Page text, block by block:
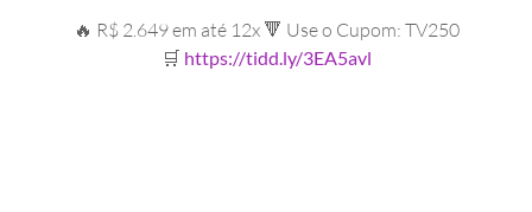
🔥 R$ 2.649 em até 12x 🔻 Use o Cupom: TV250
🛒 https://tidd.ly/3EA5avl